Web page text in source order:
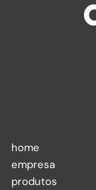
home
empresa
produtos